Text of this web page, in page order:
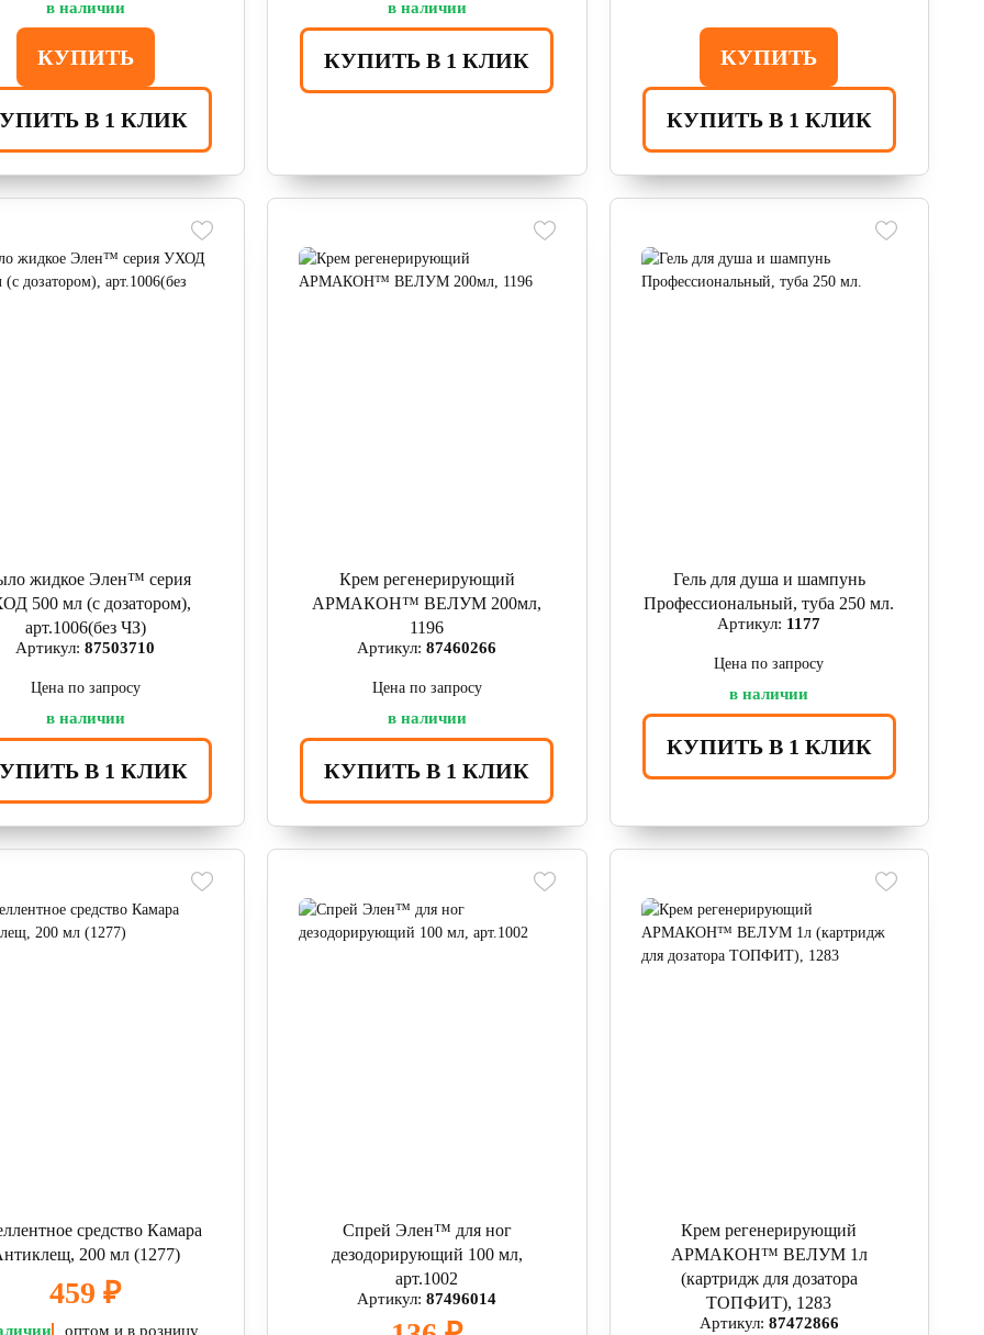
в наличии
КУПИТЬ
В 1 КЛИК
в наличии
КУПИТЬ В 1 КЛИК КУПИТЬ
КУПИТЬ В 1 КЛИК
жидкое Элен™ серия
500 мл (с дозатором),
арт.1006(без ЧЗ)
Артикул:87503710
Цена по запросу
в наличии
В 1 КЛИК
Крем регенерирующий
АРМАКОН™ ВЕЛУМ 200мл,
1196
Артикул:87460266
Цена по запросу
в наличии
КУПИТЬ В 1 КЛИК
Гель для душа и шампунь
Профессиональный, туба 250 мл.
Артикул: 1177
Цена по запросу
в наличии
КУПИТЬ В 1 КЛИК
средство Камара
200 мл (1277)
459 ₽
оптом и в розницу
Спрей Элен™ для ног
дезодорирующий 100 мл,
арт.1002
Артикул:87496014
Крем регенерирующий
АРМАКОН™ ВЕЛУМ 1л
(картридж для дозатора
ТОПФИТ), 1283
Артикул: 87472866